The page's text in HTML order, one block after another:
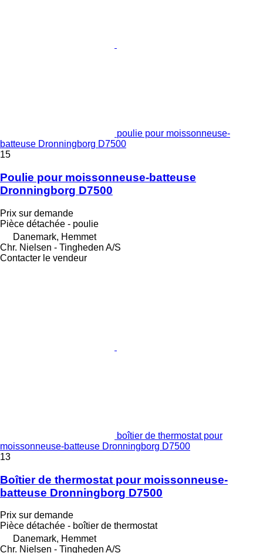
poulie pour moissonneuse-
batteuse Dronningborg D7500
15
Poulie pour moissonneuse-batteuse
Dronningborg D7500
Prix sur demande
Pièce détachée - poulie
Danemark, Hemmet
Chr. Nielsen - Tingheden A/S
Contacter le vendeur
boîtier de thermostat pour
moissonneuse-batteuse Dronningborg D7500
13
Boîtier de thermostat pour moissonneuse-
batteuse Dronningborg D7500
Prix sur demande
Pièce détachée - boîtier de thermostat
Danemark, Hemmet
Chr. Nielsen - Tingheden A/S